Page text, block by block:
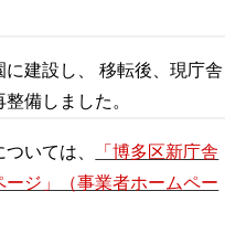
建設し、 移転後、現庁舎
備しました。
いては、
「博多区新庁舎
ジ」（事業者ホームペー